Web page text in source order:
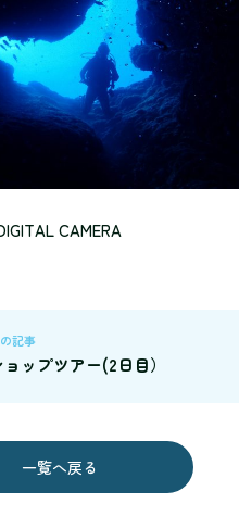
CAMERA
記事
ョップツアー(2日目）
一覧へ戻る